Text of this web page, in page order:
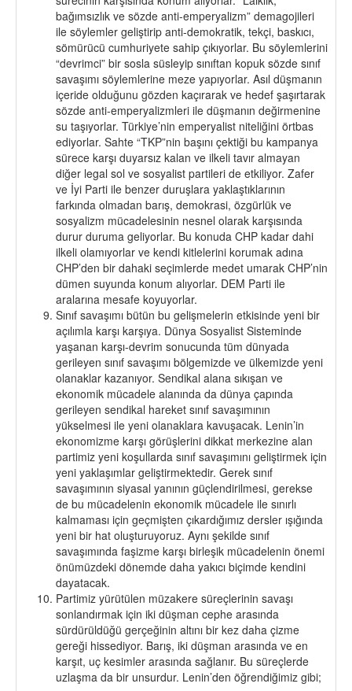
bağımsızlık ve sözde anti-emperyalizm” demagojileri
ile söylemler geliştirip anti-demokratik, tekçi, baskıcı,
sömürücü cumhuriyete sahip çıkıyorlar. Bu söylemlerini
“devrimci” bir sosla süsleyip sınıftan kopuk sözde sınıf
savaşımı söylemlerine meze yapıyorlar. Asıl düşmanın
içeride olduğunu gözden kaçırarak ve hedef şaşırtarak
sözde anti-emperyalizmleri ile düşmanın değirmenine
su taşıyorlar. Türkiye’nin emperyalist niteliğini örtbas
ediyorlar. Sahte “TKP”nin başını çektiği bu kampanya
sürece karşı duyarsız kalan ve ilkeli tavır almayan
diğer legal sol ve sosyalist partileri de etkiliyor. Zafer
ve İyi Parti ile benzer duruşlara yaklaştıklarının
farkında olmadan barış, demokrasi, özgürlük ve
sosyalizm mücadelesinin nesnel olarak karşısında
durur duruma geliyorlar. Bu konuda CHP kadar dahi
ilkeli olamıyorlar ve kendi kitlelerini korumak adına
CHP’den bir dahaki seçimlerde medet umarak CHP’nin
dümen suyunda konum alıyorlar. DEM Parti ile
aralarına mesafe koyuyorlar.
Sınıf savaşımı bütün bu gelişmelerin etkisinde yeni bir
açılımla karşı karşıya. Dünya Sosyalist Sisteminde
yaşanan karşı-devrim sonucunda tüm dünyada
gerileyen sınıf savaşımı bölgemizde ve ülkemizde yeni
olanaklar kazanıyor. Sendikal alana sıkışan ve
ekonomik mücadele alanında da dünya çapında
gerileyen sendikal hareket sınıf savaşımının
yükselmesi ile yeni olanaklara kavuşacak. Lenin’in
ekonomizme karşı görüşlerini dikkat merkezine alan
partimiz yeni koşullarda sınıf savaşımını geliştirmek için
yeni yaklaşımlar geliştirmektedir. Gerek sınıf
savaşımının siyasal yanının güçlendirilmesi, gerekse
de bu mücadelenin ekonomik mücadele ile sınırlı
kalmaması için geçmişten çıkardığımız dersler ışığında
yeni bir hat oluşturuyoruz. Aynı şekilde sınıf
savaşımında faşizme karşı birleşik mücadelenin önemi
önümüzdeki dönemde daha yakıcı biçimde kendini
dayatacak.
Partimiz yürütülen müzakere süreçlerinin savaşı
sonlandırmak için iki düşman cephe arasında
sürdürüldüğü gerçeğinin altını bir kez daha çizme
gereği hissediyor. Barış, iki düşman arasında ve en
karşıt, uç kesimler arasında sağlanır. Bu süreçlerde
uzlaşma da bir unsurdur. Lenin’den öğrendiğimiz gibi;